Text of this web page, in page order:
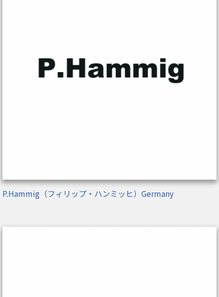
P.Hammig（フィリップ・ハンミッヒ）Germany